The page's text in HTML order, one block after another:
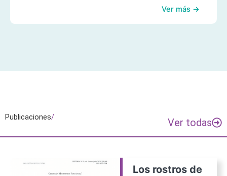
Ver más →
Publicaciones/ Ver todas
Los rostros de